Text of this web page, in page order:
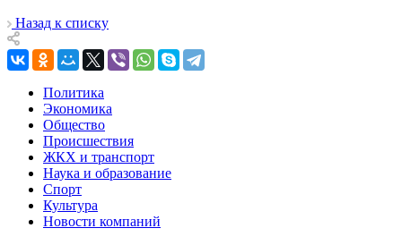
Назад к списку
Политика
Экономика
Общество
Происшествия
ЖКХ и транспорт
Наука и образование
Спорт
Культура
Новости компаний